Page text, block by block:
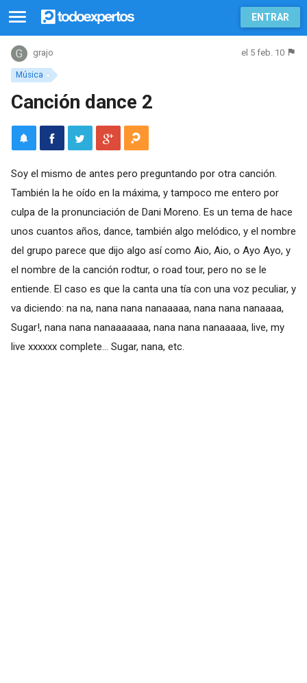
ENTRAR
Música
grajo el 5 feb. 10
Canción dance 2
Soy el mismo de antes pero preguntando por otra canción.
También la he oído en la máxima, y tampoco me entero por
culpa de la pronunciación de Dani Moreno. Es un tema de hace
unos cuantos años, dance, también algo melódico, y el nombre
del grupo parece que dijo algo así como Aio, Aio, o Ayo Ayo, y
el nombre de la canción rodtur, o road tour, pero no se le
entiende. El caso es que la canta una tía con una voz peculiar, y
va diciendo: na na, nana nana nanaaaaa, nana nana nanaaaa,
Sugar!, nana nana nanaaaaaaa, nana nana nanaaaaa, live, my
live xxxxxx complete... Sugar, nana, etc.